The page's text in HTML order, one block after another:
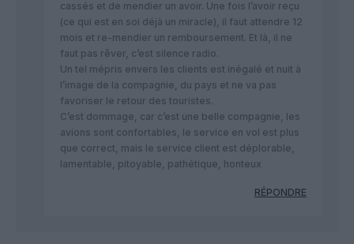
cassés et de mendier un avoir. Une fois l’avoir reçu
(ce qui est en soi déjà un miracle), il faut attendre 12
mois et re-mendier un remboursement. Et là, il ne
faut pas rêver, c’est silence radio.
Un tel mépris envers les clients est inégalé et nuit à
l’image de la compagnie, du pays et ne va pas
favoriser le retour des touristes.
C’est dommage, car c’est une belle compagnie, les
avions sont confortables, le service en vol est plus
que correct, mais le service client est déplorable,
lamentable, pitoyable, pathétique, honteux
RÉPONDRE